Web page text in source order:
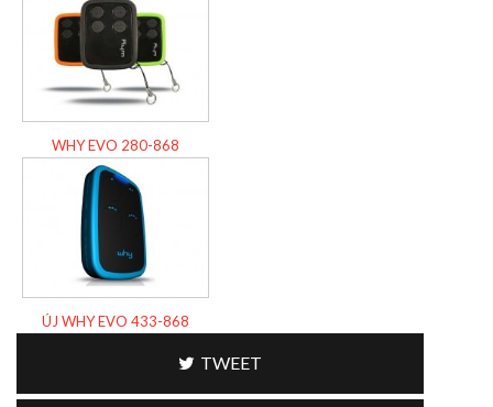
WHY EVO 280-868
ÚJ WHY EVO 433-868
TWEET